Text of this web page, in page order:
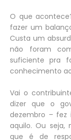
O que
fazer um
Custa um
não foram
suficiente pra
conhecimento
Vai o
dizer que o
dezembro – fez
aquilo. Ou seja,
que é de